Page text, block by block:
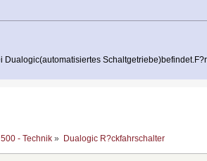
500 - Technik » Dualogic R?ckfahrschalter